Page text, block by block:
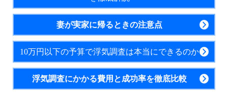
妻が実家に帰るときの注意点
10万円以下の予算で浮気調査は本当にできるのか
浮気調査にかかる費用と成功率を徹底比較